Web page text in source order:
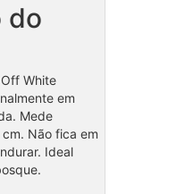
do
White
em
Mede
Não fica em
Ideal